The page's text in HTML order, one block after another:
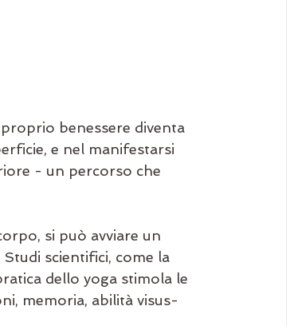
proprio benessere diventa
e nel manifestarsi
- un percorso che
si può avviare un
scientifici, come la
dello yoga stimola le
memoria, abilità visus-